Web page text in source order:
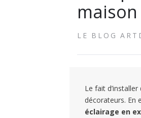
maison
LE BLOG
Le fait
décorateurs. En
éclairage en